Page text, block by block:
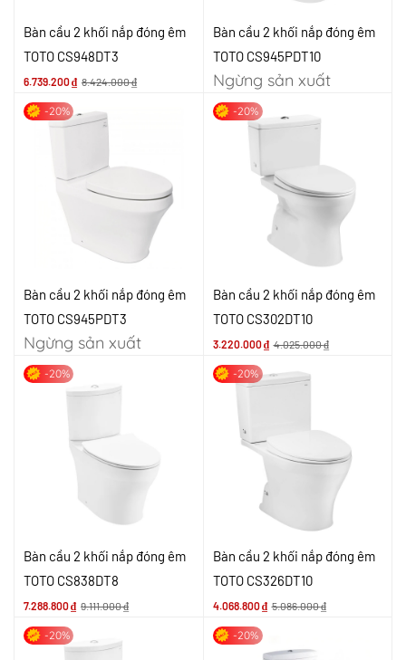
Bàn cầu 2 khối nắp đóng êm
TOTO CS948DT3
6.739.200₫ 8.424.000₫
Bàn cầu 2 khối nắp đóng êm
TOTO CS945PDT10
Ngừng sản xuất
-20%
Bàn cầu 2 khối nắp đóng êm
TOTO CS945PDT3
Ngừng sản xuất
-20%
Bàn cầu 2 khối nắp đóng êm
TOTO CS302DT10
3.220.000₫ 4.025.000₫
-20%
Bàn cầu 2 khối nắp đóng êm
TOTO CS838DT8
7.288.800₫ 9.111.000₫
-20%
Bàn cầu 2 khối nắp đóng êm
TOTO CS326DT10
4.068.800₫ 5.086.000₫
-20% -20%